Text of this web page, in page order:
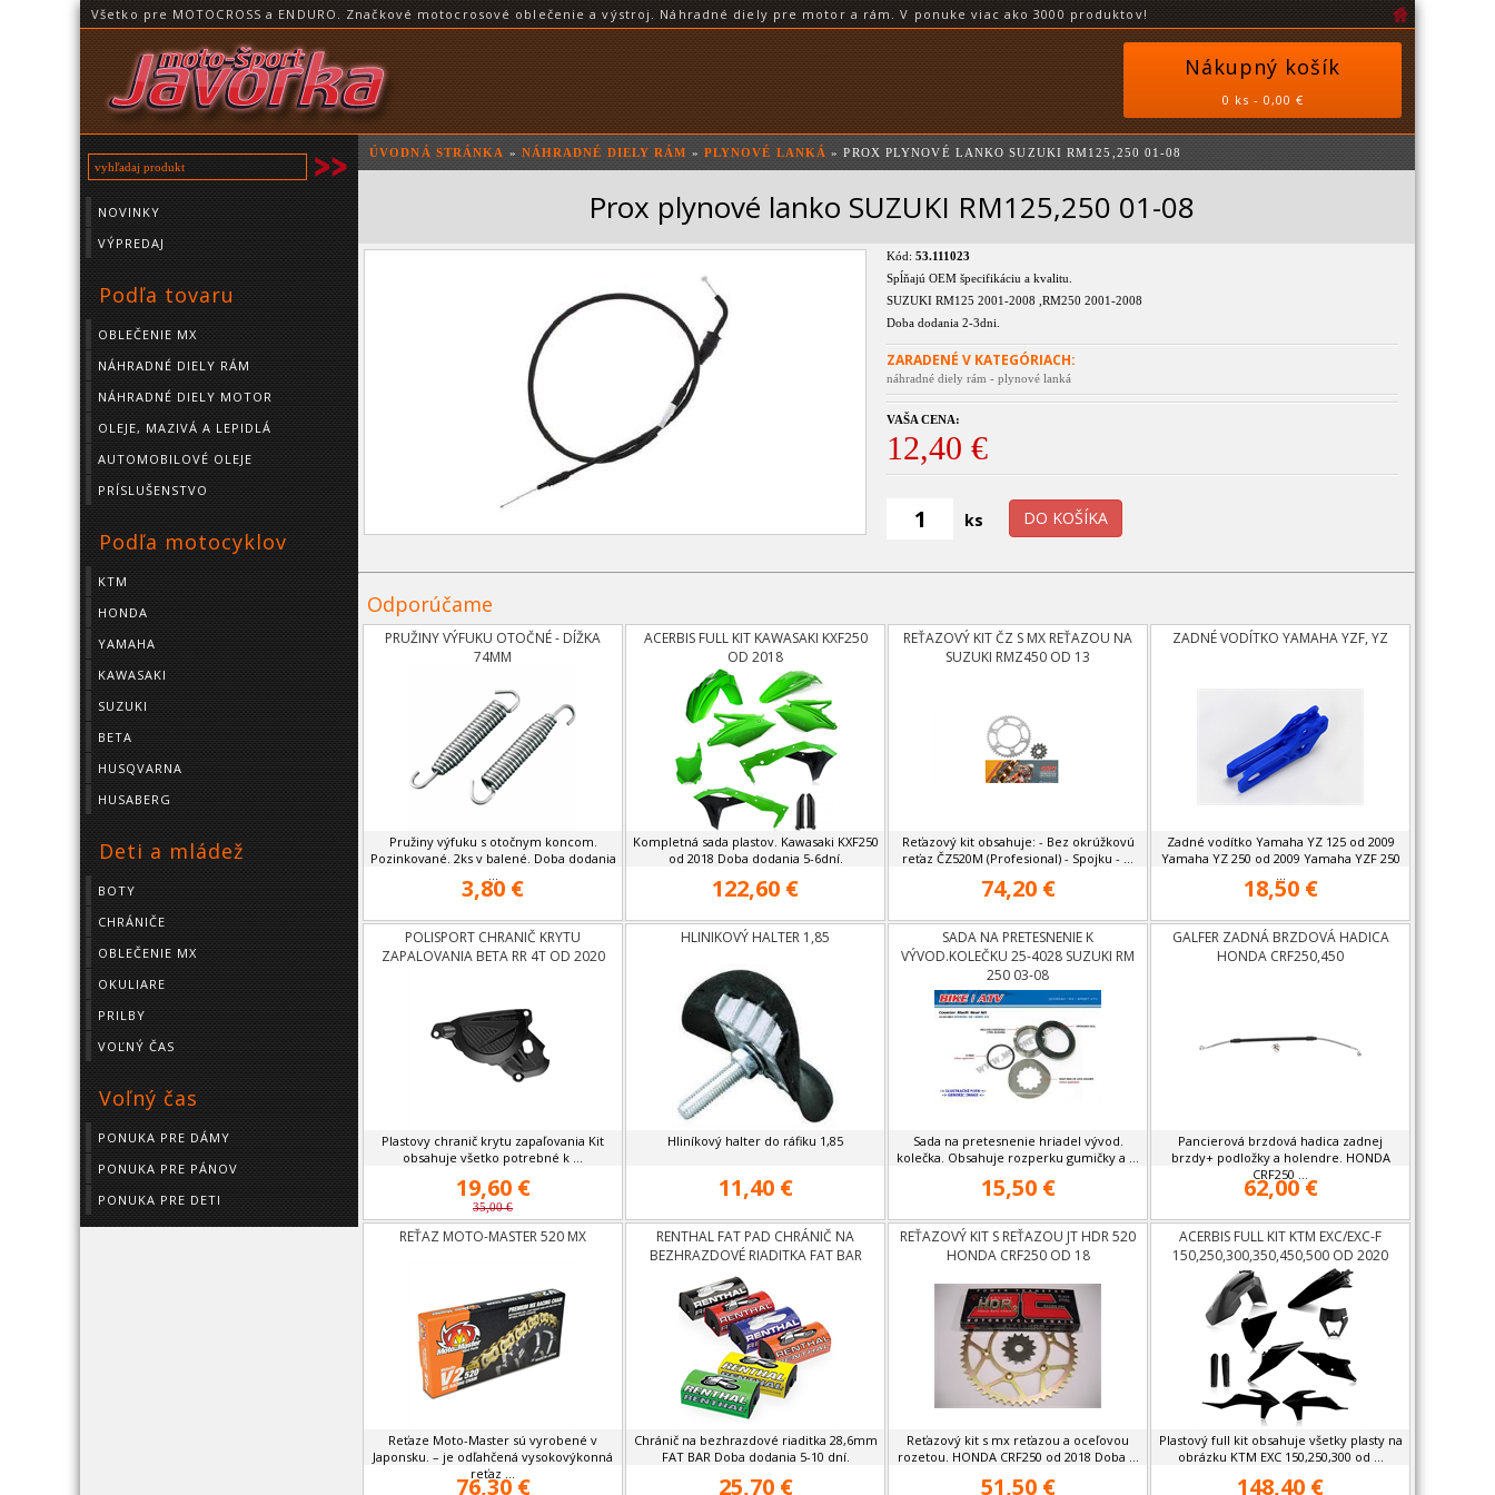
Všetko pre MOTOCROSS a ENDURO. Značkové motocrosové oblečenie a výstroj. Náhradné diely pre motor a rám. V ponuke viac ako 3000 produktov!
Nákupný košík
0 ks - 0,00 €
NOVINKY
VÝPREDAJ
Podľa tovaru
OBLEČENIE MX
NÁHRADNÉ DIELY RÁM
NÁHRADNÉ DIELY MOTOR
OLEJE, MAZIVÁ A LEPIDLÁ
AUTOMOBILOVÉ OLEJE
PRÍSLUŠENSTVO
Podľa motocyklov
KTM
HONDA
YAMAHA
KAWASAKI
SUZUKI
BETA
HUSQVARNA
HUSABERG
Deti a mládež
BOTY
CHRÁNIČE
OBLEČENIE MX
OKULIARE
PRILBY
VOĽNÝ ČAS
Voľný čas
PONUKA PRE DÁMY
PONUKA PRE PÁNOV
PONUKA PRE DETI
ÚVODNÁ STRÁNKA » NÁHRADNÉ DIELY RÁM » PLYNOVÉ LANKÁ » PROX PLYNOVÉ LANKO SUZUKI RM125,250 01-08
Prox plynové lanko SUZUKI RM125,250 01-08
Kód: 53.111023
Spĺňajú OEM špecifikáciu a kvalitu.
SUZUKI RM125 2001-2008 ,RM250 2001-2008
Doba dodania 2-3dni.
ZARADENÉ V KATEGÓRIACH:
náhradné diely rám - plynové lanká
VAŠA CENA:
12,40 €
ks
Odporúčame
PRUŽINY VÝFUKU OTOČNÉ - DÍŽKA
74MM
Pružiny výfuku s otočnym koncom.
Pozinkované. 2ks v balené. Doba dodania
...
3,80 €
ACERBIS FULL KIT KAWASAKI KXF250
OD 2018
Kompletná sada plastov. Kawasaki KXF250
od 2018 Doba dodania 5-6dní.
122,60 €
REŤAZOVÝ KIT ČZ S MX REŤAZOU NA
SUZUKI RMZ450 OD 13
Reťazový kit obsahuje: - Bez okrúžkovú
reťaz ČZ520M (Profesional) - Spojku - ...
74,20 €
ZADNÉ VODÍTKO YAMAHA YZF, YZ
Zadné vodítko Yamaha YZ 125 od 2009
Yamaha YZ 250 od 2009 Yamaha YZF 250
...
18,50 €
POLISPORT CHRANIČ KRYTU
ZAPALOVANIA BETA RR 4T OD 2020
Plastovy chranič krytu zapaľovania Kit
obsahuje všetko potrebné k ...
19,60 €
35,00 €
HLINIKOVÝ HALTER 1,85
Hliníkový halter do ráfiku 1,85
11,40 €
SADA NA PRETESNENIE K
VÝVOD.KOLEČKU 25-4028 SUZUKI RM
250 03-08
Sada na pretesnenie hriadel vývod.
kolečka. Obsahuje rozperku gumičky a ...
15,50 €
GALFER ZADNÁ BRZDOVÁ HADICA
HONDA CRF250,450
Pancierová brzdová hadica zadnej
brzdy+ podložky a holendre. HONDA
CRF250 ...
62,00 €
REŤAZ MOTO-MASTER 520 MX
Reťaze Moto-Master sú vyrobené v
Japonsku. – je odľahčená vysokovýkonná
reťaz ...
76,30 €
RENTHAL FAT PAD CHRÁNIČ NA
BEZHRAZDOVÉ RIADITKA FAT BAR
Chránič na bezhrazdové riaditka 28,6mm
FAT BAR Doba dodania 5-10 dní.
25,70 €
REŤAZOVÝ KIT S REŤAZOU JT HDR 520
HONDA CRF250 OD 18
Reťazový kit s mx reťazou a oceľovou
rozetou. HONDA CRF250 od 2018 Doba ...
51,50 €
ACERBIS FULL KIT KTM EXC/EXC-F
150,250,300,350,450,500 OD 2020
Plastový full kit obsahuje všetky plasty na
obrázku KTM EXC 150,250,300 od ...
148,40 €